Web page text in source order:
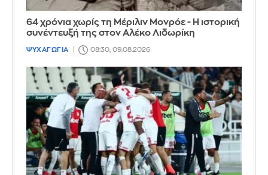
64 χρόνια χωρίς τη Μέριλιν Μονρόε - Η ιστορική
συνέντευξή της στον Αλέκο Λιδωρίκη
ΨΥΧΑΓΩΓΙΑ 08:30, 09.08.2026